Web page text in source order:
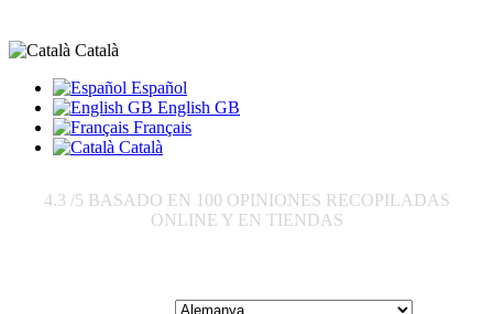
Català
Español
English GB
Français
Català
4.3 /5 BASADO EN 100 OPINIONES RECOPILADAS
ONLINE Y EN TIENDAS